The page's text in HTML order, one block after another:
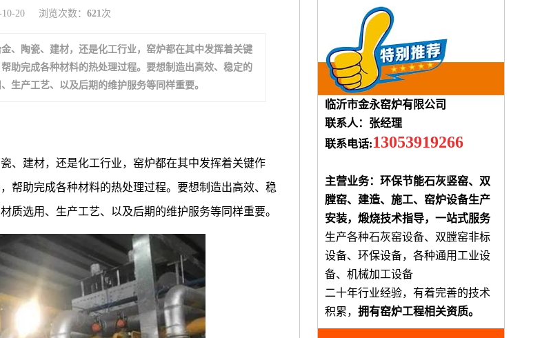
10-20 浏览次数：621次
、陶瓷、建材，还是化工行业，窑炉都在其中发挥着关键
助完成各种材料的热处理过程。要想制造出高效、稳定的
生产工艺、以及后期的维护服务等同样重要。
、建材，还是化工行业，窑炉都在其中发挥着关键作
帮助完成各种材料的热处理过程。要想制造出高效、稳
质选用、生产工艺、以及后期的维护服务等同样重要。
临沂市金永窑炉有限公司
联系人：张经理
联系电话:13053919266
主营业务：环保节能石灰竖窑、双
膛窑、建造、施工、窑炉设备生产
安装，煅烧技术指导，一站式服务
生产各种石灰窑设备、双膛窑非标
设备、环保设备，各种通用工业设
备、机械加工设备
二十年行业经验，有着完善的技术
积累， 拥有窑炉工程相关资质。